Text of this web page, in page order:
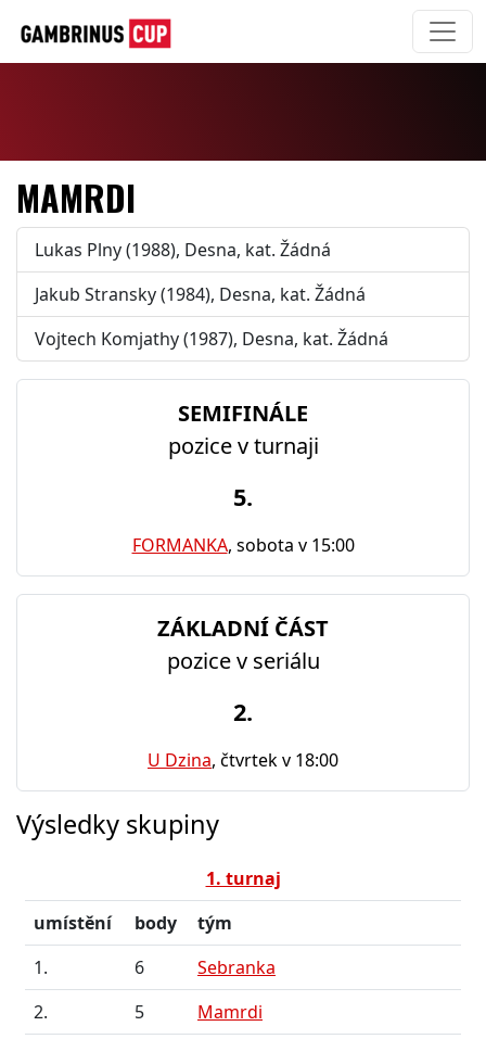
MAMRDI
Lukas Plny (1988), Desna, kat. Žádná
Jakub Stransky (1984), Desna, kat. Žádná
Vojtech Komjathy (1987), Desna, kat. Žádná
SEMIFINÁLE
pozice v turnaji
5.
FORMANKA, sobota v 15:00
ZÁKLADNÍ ČÁST
pozice v seriálu
2.
U Dzina, čtvrtek v 18:00
Výsledky skupiny
1. turnaj
umístění
body
tým
1.
6
Sebranka
2.
5
Mamrdi